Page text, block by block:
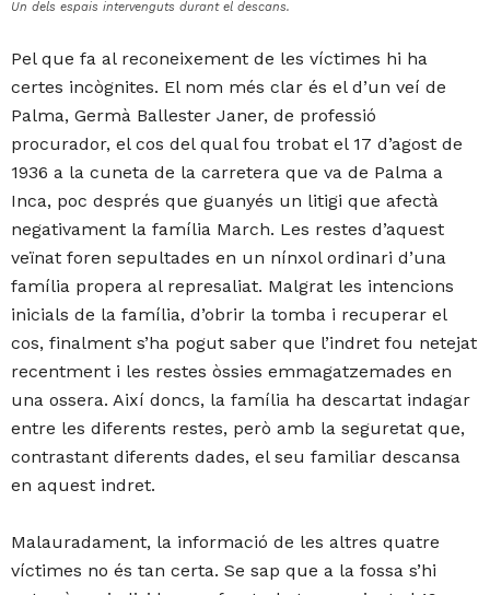
Un dels espais intervenguts durant el descans.
Pel que fa al reconeixement de les víctimes hi ha
certes incògnites. El nom més clar és el d’un veí de
Palma, Germà Ballester Janer, de professió
procurador, el cos del qual fou trobat el 17 d’agost de
1936 a la cuneta de la carretera que va de Palma a
Inca, poc després que guanyés un litigi que afectà
negativament la família March. Les restes d’aquest
veïnat foren sepultades en un nínxol ordinari d’una
família propera al represaliat. Malgrat les intencions
inicials de la família, d’obrir la tomba i recuperar el
cos, finalment s’ha pogut saber que l’indret fou netejat
recentment i les restes òssies emmagatzemades en
una ossera. Així doncs, la família ha descartat indagar
entre les diferents restes, però amb la seguretat que,
contrastant diferents dades, el seu familiar descansa
en aquest indret.
Malauradament, la informació de les altres quatre
víctimes no és tan certa. Se sap que a la fossa s’hi